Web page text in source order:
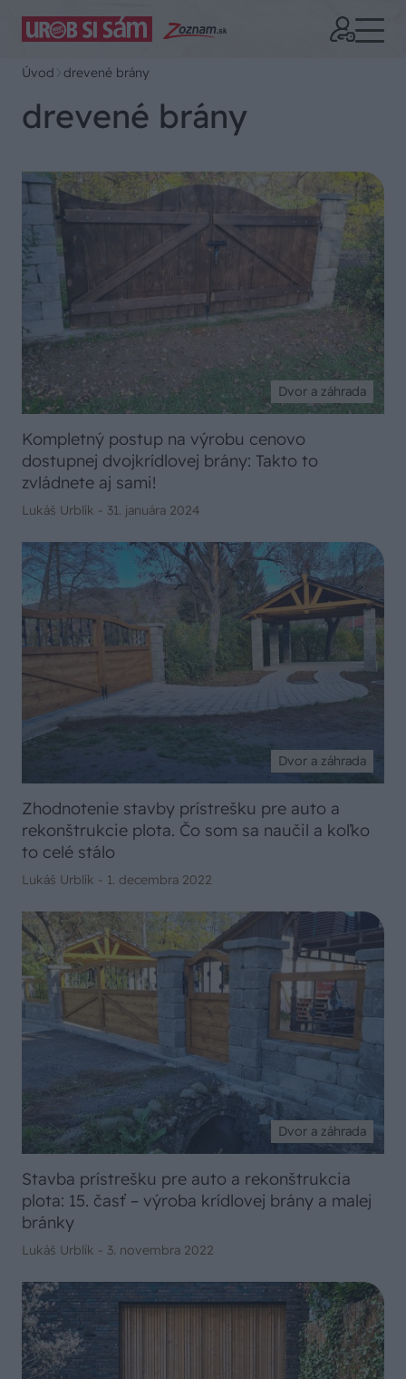
Úvod drevené brány
drevené brány
Dvor a záhrada
Kompletný postup na výrobu cenovo
dostupnej dvojkrídlovej brány: Takto to
zvládnete aj sami!
Lukáš Urblík - 31. januára 2024
Dvor a záhrada
Zhodnotenie stavby prístrešku pre auto a
rekonštrukcie plota. Čo som sa naučil a koľko
to celé stálo
Lukáš Urblík - 1. decembra 2022
Dvor a záhrada
Stavba prístrešku pre auto a rekonštrukcia
plota: 15. časť – výroba krídlovej brány a malej
bránky
Lukáš Urblík - 3. novembra 2022